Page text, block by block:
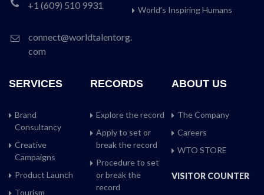
+1 (609) 510 9931
connect@worldtalentorg.
com
World’s Inspiring Humans
SERVICES
Brand
Consultancy
Creative
Campaigns
Product Launch
Tourism
RECORDS
Explore the record
Apply to set or
break the record
Procedure to set
or break the
record
ABOUT US
The Company
Careers
WTO STORE
VISITOR COUNTER